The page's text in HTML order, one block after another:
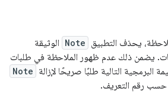
يحذف التطبيق Note الوثيقة
يضمن ذلك عدم ظهور الملاحظة في طلبات
البرمجية التالية طلبًا صريحًا لإزالة Note
حسب رقم التعريف.